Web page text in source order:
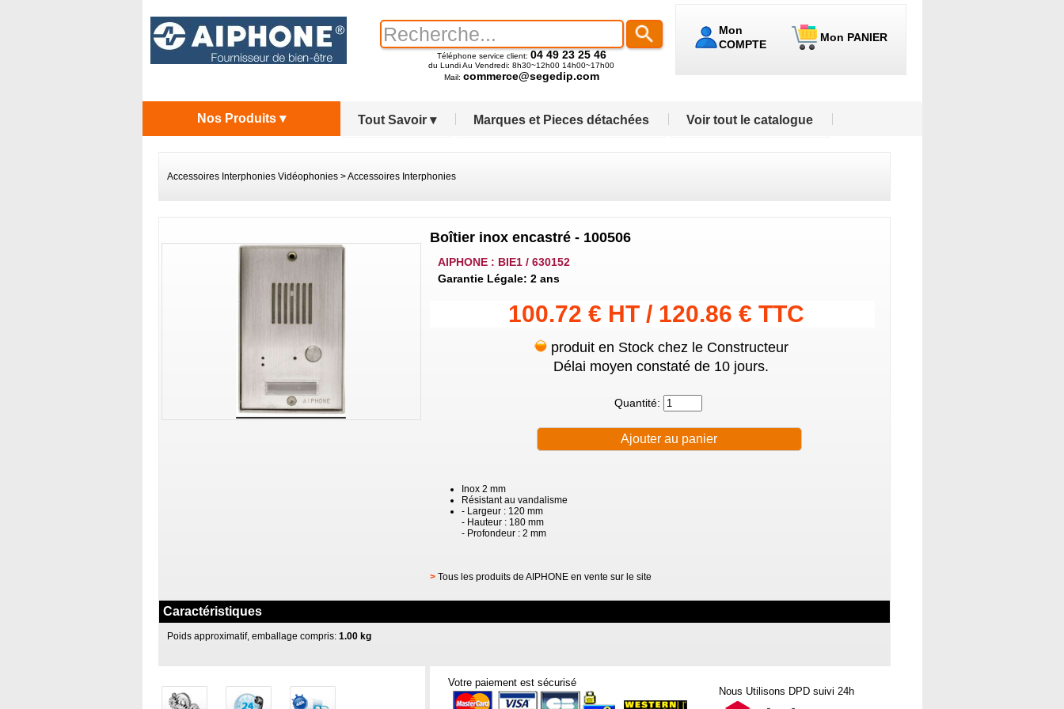
Mon
COMPTE
Mon PANIER
Téléphone service client: 04 49 23 25 46
du Lundi Au Vendredi: 8h30~12h00 14h00~17h00
Mail: commerce@segedip.com
Tout Savoir ▾ Marques et Pieces détachées Voir tout le catalogue
Nos Produits ▾
Accessoires Interphonies Vidéophonies>Accessoires Interphonies
Boîtier inox encastré - 100506
AIPHONE : BIE1 / 630152
Garantie Légale: 2 ans
100.72 € HT / 120.86 € TTC
produit en Stock chez le Constructeur
Délai moyen constaté de 10 jours.
Quantité:
Inox 2 mm
Résistant au vandalisme
- Largeur : 120 mm
- Hauteur : 180 mm
- Profondeur : 2 mm
> Tous les produits de AIPHONE en vente sur le site
Caractéristiques
Poids approximatif, emballage compris:1.00 kg
Votre paiement est sécurisé
Nous Utilisons DPD suivi 24h